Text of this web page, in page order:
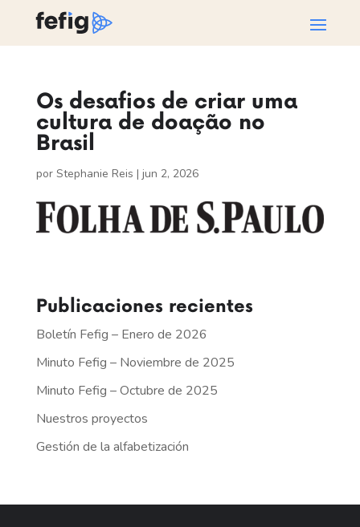
Os desafios de criar uma
cultura de doação no
Brasil
por Stephanie Reis | jun 2, 2026
Publicaciones recientes
Boletín Fefig – Enero de 2026
Minuto Fefig – Noviembre de 2025
Minuto Fefig – Octubre de 2025
Nuestros proyectos
Gestión de la alfabetización